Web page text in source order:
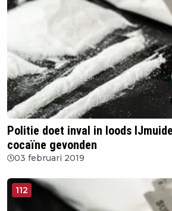
Politie doet inval in loods
cocaïne gevonden
03 februari 2019
112